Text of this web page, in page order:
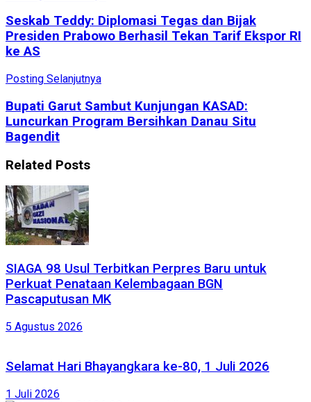
Seskab Teddy: Diplomasi Tegas dan Bijak
Presiden Prabowo Berhasil Tekan Tarif Ekspor RI
ke AS
Posting Selanjutnya
Bupati Garut Sambut Kunjungan KASAD:
Luncurkan Program Bersihkan Danau Situ
Bagendit
Related Posts
SIAGA 98 Usul Terbitkan Perpres Baru untuk
Perkuat Penataan Kelembagaan BGN
Pascaputusan MK
5 Agustus 2026
Selamat Hari Bhayangkara ke-80, 1 Juli 2026
1 Juli 2026